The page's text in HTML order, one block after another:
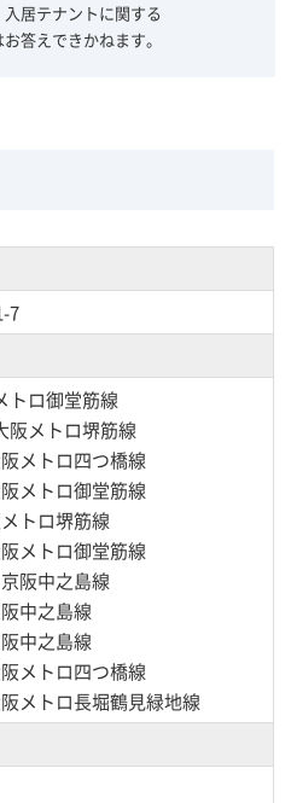
居テナントに関する
答えできかねます。
7
トロ御堂筋線
阪メトロ堺筋線
メトロ四つ橋線
メトロ御堂筋線
トロ堺筋線
メトロ御堂筋線
阪中之島線
中之島線
中之島線
メトロ四つ橋線
メトロ長堀鶴見緑地線